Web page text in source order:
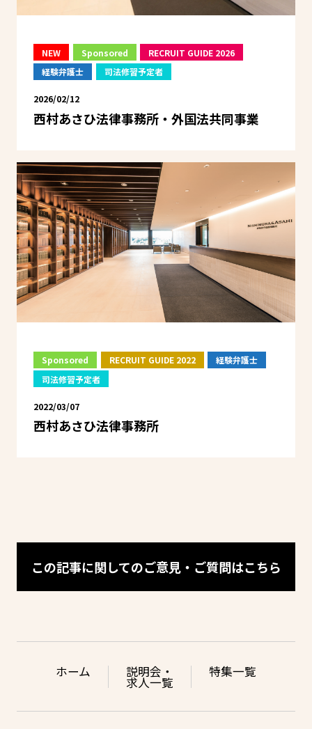
NEW Sponsored
RECRUIT GUIDE 2026
経験弁護士
司法修習予定者
2026/02/12
西村あさひ法律事務所・外国法共同事業
Sponsored RECRUIT GUIDE 2022
経験弁護士
司法修習予定者
2022/03/07
西村あさひ法律事務所
この記事に関してのご意見・ご質問はこちら
ホーム 説明会・
求人一覧
特集一覧